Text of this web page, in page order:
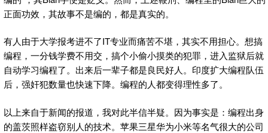
正面功效，其故事不是编的，都是真实的。
有人由于大学报考进不了IT专业而痛苦不堪，其实不用担心。想搞
编程，一分钱学费不用交，搞个小偷小摸类的犯罪，进入监狱后就
自动学习编程了。出来后一辈子都是良民好人。印度扩大编程队伍
后，强奸犯数量也快速下降。编程的人都变得理性多了。
以上来自于新闻的报道，我对此半信半疑。因为事实是：编程出身
的盖茨照样盗窃别人的技术。苹果三星华为小米等名气很大的公司